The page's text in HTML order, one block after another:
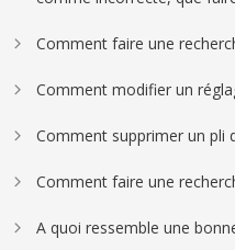
Comment faire une
Comment modifier un
Comment supprimer un pli
Comment faire une
A quoi ressemble une